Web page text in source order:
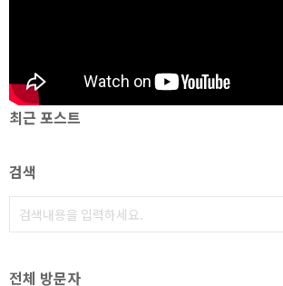
최근 포스트
검색
전체 방문자